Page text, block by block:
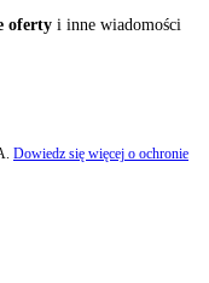
oferty i inne wiadomości
Dowiedz się więcej o ochronie